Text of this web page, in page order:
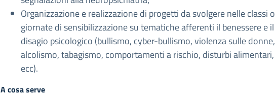
Organizzazione e realizzazione di progetti da svolgere nelle classi o
giornate di sensibilizzazione su tematiche afferenti il benessere e il
disagio psicologico (bullismo, cyber-bullismo, violenza sulle donne,
alcolismo, tabagismo, comportamenti a rischio, disturbi alimentari,
ecc).
A cosa serve